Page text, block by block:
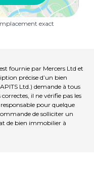
exact
fournie par Mercers Ltd et
précise d’un bien
Ltd.) demande à tous
il ne vérifie pas les
pour quelque
de solliciter un
de bien immobilier à